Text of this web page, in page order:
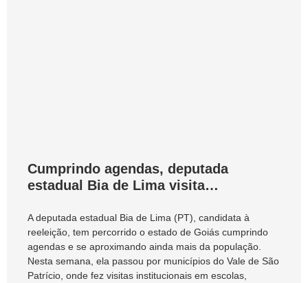
Cumprindo agendas, deputada
estadual Bia de Lima visita
do Norte goiano
A deputada estadual Bia de Lima (PT), candidata à
reeleição, tem percorrido o estado de Goiás cumprindo
agendas e se aproximando ainda mais da população.
Nesta semana, ela passou por municípios do Vale de São
Patrício, onde fez visitas institucionais em escolas,